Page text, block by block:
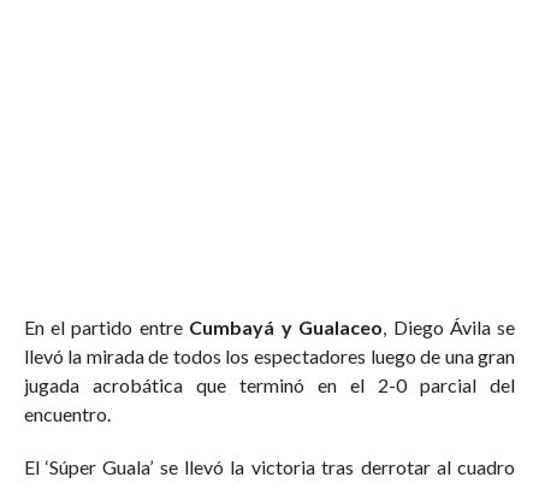
En el partido entre Cumbayá y Gualaceo, Diego Ávila se
llevó la mirada de todos los espectadores luego de una gran
jugada acrobática que terminó en el 2-0 parcial del
encuentro.
El ‘Súper Guala’ se llevó la victoria tras derrotar al cuadro